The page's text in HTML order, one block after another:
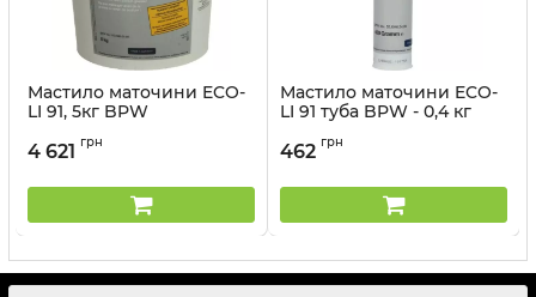
надаємо сертифікат якості та гарантуємо
оригінальність походження товару!
Мастило маточини ECO-
LI 91, 5кг BPW
4 621 грн
Мастило маточини ECO-
LI 91 туба BPW - 0,4 кг
462 грн